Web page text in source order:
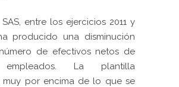
entre los ejercicios 2011 y
producido una disminución
de efectivos netos de
empleados. La plantilla
muy por encima de lo que se